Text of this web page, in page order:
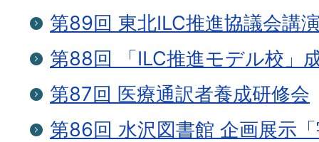
第89回 東北ILC推進協議会講
第88回 「ILC推進モデル校」
第87回 医療通訳者養成研修会
第86回 水沢図書館 企画展示